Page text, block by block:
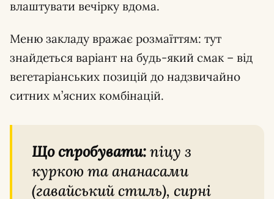
влаштувати вечірку вдома.
Меню закладу вражає розмаїттям: тут
знайдеться варіант на будь-який смак – від
вегетаріанських позицій до надзвичайно
ситних м’ясних комбінацій.
Що спробувати:піцу з
куркою та ананасами
(гавайський стиль), сирні